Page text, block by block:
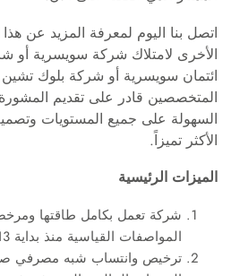
اتصل بنا اليوم لمعرفة المزيد عن
الأخرى لامتلاك شركة سويسرية أو
ائتمان سويسرية أو شركة بلوك
المتخصصين قادر على تقديم
السهولة على جميع المستويات
الأكثر تميزاً.
الميزات الرئيسية
شركة تعمل بكامل طاقتها
المواصفات القياسية منذ بداية 2013
ترخيص وانتساب شبه مصرفي